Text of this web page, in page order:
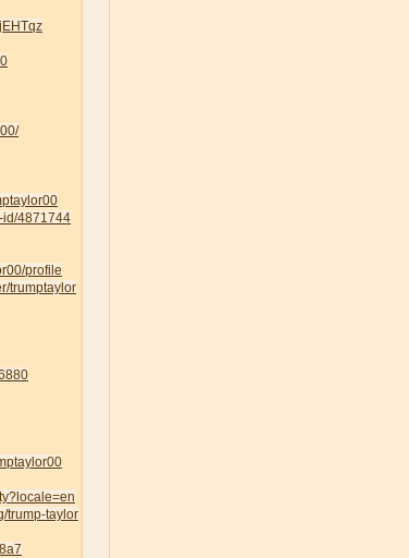
id/4871744
profile
trumptaylor
trump-taylor